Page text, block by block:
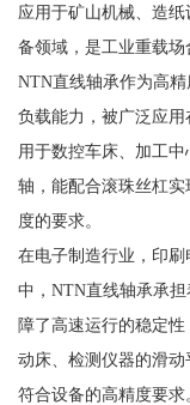
应用于矿山机械、造
备领域，是工业重载场
NTN直线轴承作为高
负载能力，被广泛应
用于数控车床、加工
轴，能配合滚珠丝杠
度的要求。
在电子制造行业，印
中，NTN直线轴承承
障了高速运行的稳定
动床、检测仪器的滑
符合设备的高精度要求